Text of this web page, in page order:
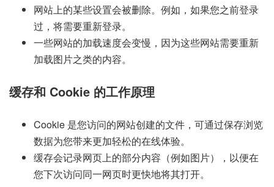
网站上的某些设置会被删除。例如，如果您之前登录
过，将需要重新登录。
一些网站的加载速度会变慢，因为这些网站需要重新
加载图片之类的内容。
缓存和 Cookie 的工作原理
Cookie 是您访问的网站创建的文件，可通过保存浏览
数据为您带来更加轻松的在线体验。
缓存会记录网页上的部分内容（例如图片），以便在
您下次访问同一网页时更快地将其打开。